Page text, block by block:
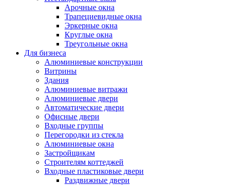
Арочные окна
Трапециевидные окна
Эркерные окна
Круглые окна
Треугольные окна
Для бизнеса
Алюминиевые конструкции
Витрины
Здания
Алюминиевые витражи
Алюминиевые двери
Автоматические двери
Офисные двери
Входные группы
Перегородки из стекла
Алюминиевые окна
Застройщикам
Строителям коттеджей
Входные пластиковые двери
Раздвижные двери